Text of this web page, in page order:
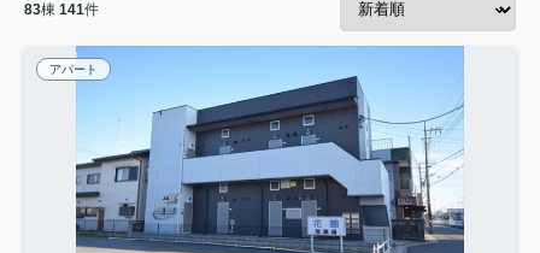
83棟 141件
アパート